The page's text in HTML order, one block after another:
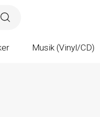
Musik (Vinyl/CD)